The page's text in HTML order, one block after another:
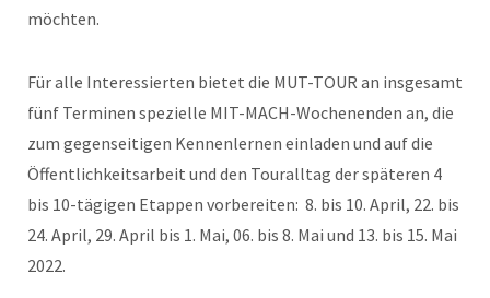
möchten.
Für alle Interessierten bietet die MUT-TOUR an insgesamt
fünf Terminen spezielle MIT-MACH-Wochenenden an, die
zum gegenseitigen Kennenlernen einladen und auf die
Öffentlichkeitsarbeit und den Touralltag der späteren 4
bis 10-tägigen Etappen vorbereiten: 8. bis 10. April, 22. bis
24. April, 29. April bis 1. Mai, 06. bis 8. Mai und 13. bis 15. Mai
2022.